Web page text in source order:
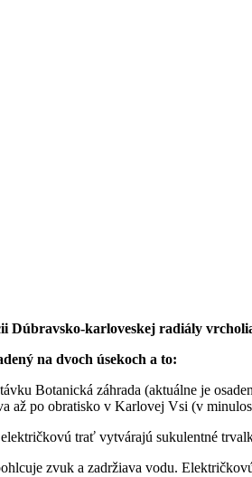
Dúbravsko-karloveskej radiály
na dvoch úsekoch a to:
Botanická záhrada (aktuálne je
až po obratisko v Karlovej Vsi (v
trať vytvárajú sukulentné
zvuk a zadržiava vodu.